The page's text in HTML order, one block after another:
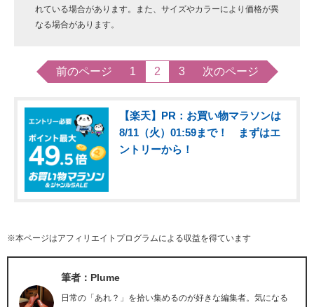
れている場合があります。また、サイズやカラーにより価格が異
なる場合があります。
前のページ 1 2 3 次のページ
【楽天】PR：お買い物マラソンは
8/11（火）01:59まで！ まずはエ
ントリーから！
※本ページはアフィリエイトプログラムによる収益を得ています
筆者：Plume
日常の「あれ？」を拾い集めるのが好きな編集者。気になる